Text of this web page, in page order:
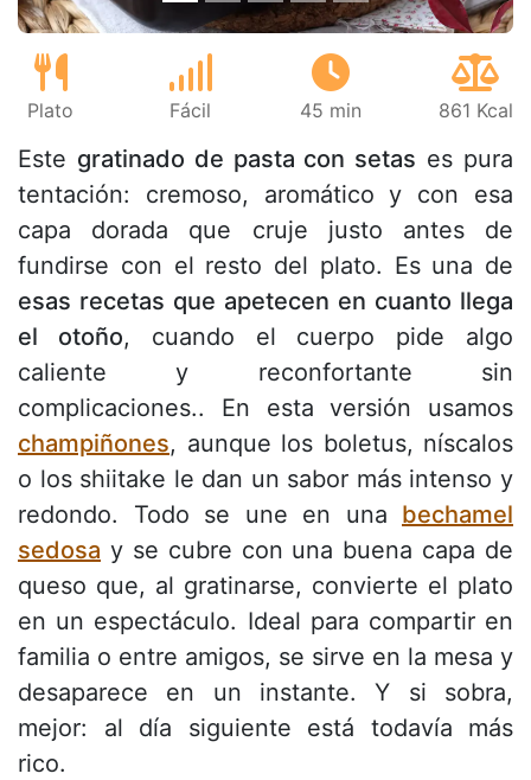
Plato Fácil 45 min 861 Kcal
Este gratinado de pasta con setas es pura
tentación: cremoso, aromático y con esa
capa dorada que cruje justo antes de
fundirse con el resto del plato. Es una de
esas recetas que apetecen en cuanto llega
el otoño, cuando el cuerpo pide algo
caliente y reconfortante sin
complicaciones.. En esta versión usamos
champiñones, aunque los boletus, níscalos
o los shiitake le dan un sabor más intenso y
redondo. Todo se une en una bechamel
sedosa y se cubre con una buena capa de
queso que, al gratinarse, convierte el plato
en un espectáculo. Ideal para compartir en
familia o entre amigos, se sirve en la mesa y
desaparece en un instante. Y si sobra,
mejor: al día siguiente está todavía más
rico.